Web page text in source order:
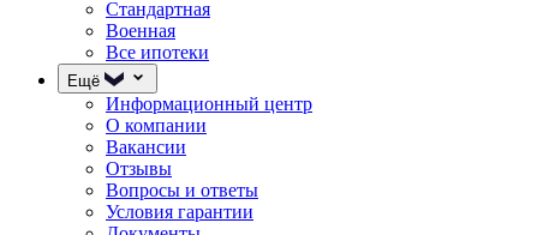
Стандартная
Военная
Все ипотеки
Ещё
Информационный центр
О компании
Вакансии
Отзывы
Вопросы и ответы
Условия гарантии